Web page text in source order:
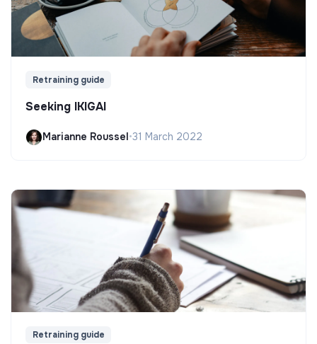
Retraining guide
Seeking IKIGAI
Marianne Roussel•31 March 2022
Retraining guide